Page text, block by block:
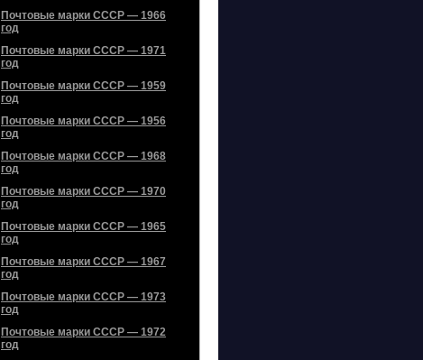
Почтовые марки СССР — 1966
год
Почтовые марки СССР — 1971
год
Почтовые марки СССР — 1959
год
Почтовые марки СССР — 1956
год
Почтовые марки СССР — 1968
год
Почтовые марки СССР — 1970
год
Почтовые марки СССР — 1965
год
Почтовые марки СССР — 1967
год
Почтовые марки СССР — 1973
год
Почтовые марки СССР — 1972
год